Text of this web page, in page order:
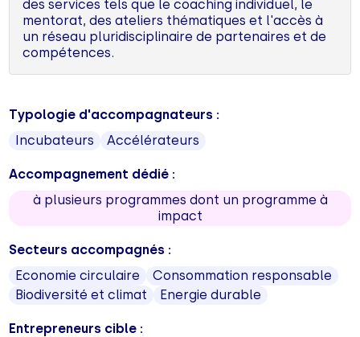
des services tels que le coaching individuel, le
mentorat, des ateliers thématiques et l'accès à
un réseau pluridisciplinaire de partenaires et de
compétences.
Typologie d'accompagnateurs :
Incubateurs
Accélérateurs
Accompagnement dédié :
à plusieurs programmes dont un programme à
impact
Secteurs accompagnés :
Economie circulaire
Consommation responsable
Biodiversité et climat
Energie durable
Entrepreneurs cible :